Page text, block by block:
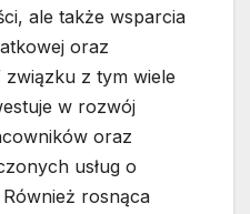
ale także wsparcia
oraz
z tym wiele
w rozwój
oraz
usług o
rosnąca